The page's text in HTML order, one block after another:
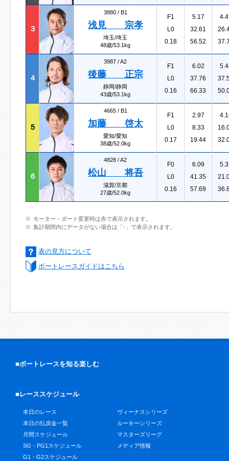
３
3880 / B1
浅見 宗孝
埼玉/埼玉
48歳/53.1kg
F1
L0
0.18
5.17
32.61
56.52
４
3987 /A2
後藤 正宗
静岡/静岡
43歳/53.1kg
F1
L0
0.16
6.02
37.76
66.33
５
4665 / B1
加藤 啓太
愛知/愛知
38歳/52.0kg
F1
L0
0.17
2.97
8.33
19.44
６
4828 /A2
松山 将吾
滋賀/京都
27歳/52.0kg
F0
L0
0.16
6.09
41.35
57.69
モーター・ボート変更時は赤で表示されます。
集計期間内にデータがない場合は「-」で表示されます。
表の見方について
ボートレースガイドはこちら
■ボートレースを知る楽しむ
■レーススケジュール
本日のレース
本日の払戻金一覧
月間スケジュール
SG・PG1スケジュール
G1・G2スケジュール
ヴィーナスシリーズ
ルーキーシリーズ
マスターズリーグ
メディア情報